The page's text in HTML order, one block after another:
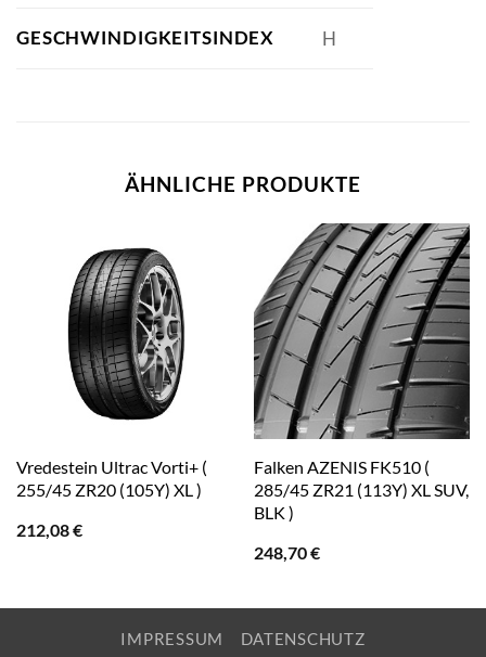
GESCHWINDIGKEITSINDEX H
ÄHNLICHE PRODUKTE
Vredestein Ultrac Vorti+ (
255/45 ZR20 (105Y) XL )
212,08€
Falken AZENIS FK510 (
285/45 ZR21 (113Y) XL SUV,
BLK )
248,70€
IMPRESSUM DATENSCHUTZ